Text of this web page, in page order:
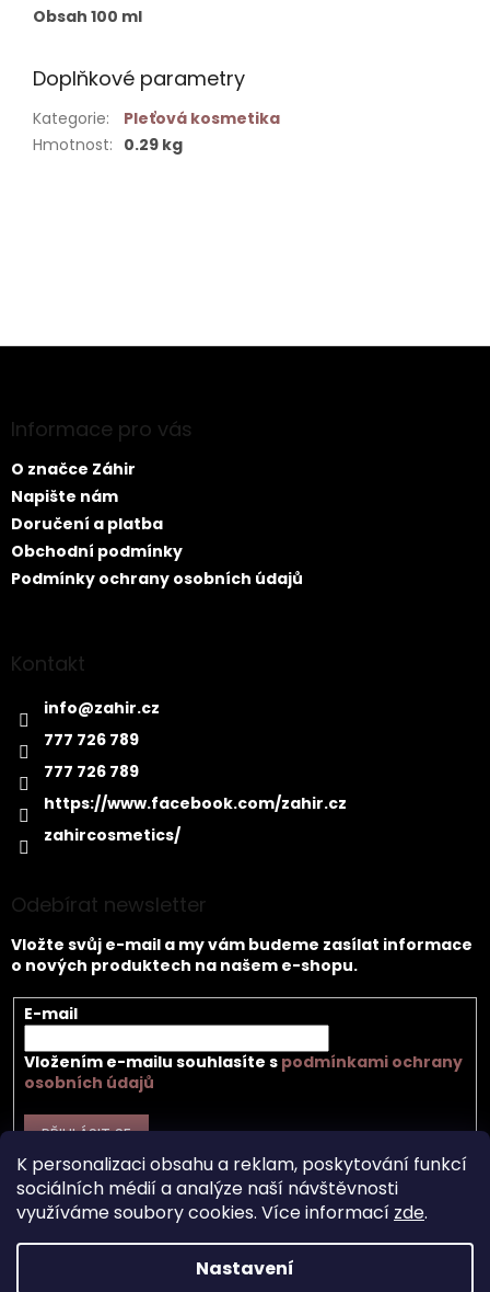
K personalizaci obsahu a reklam, poskytování funkcí
sociálních médií a analýze naší návštěvnosti
využíváme soubory cookies. Více informací zde.
Nastavení
Obsah 100 ml
Doplňkové parametry
Kategorie:
Pleťová kosmetika
Hmotnost: 0.29 kg
Z
aInformace pro vás
O značce Záhir
Napište nám
Doručení a platba
Obchodní podmínky
Podmínky ochrany osobních údajů
Kontakt
info@zahir.cz
777 726 789
777 726 789
https://www.facebook.com/zahir.cz
zahircosmetics/
Odebírat newsletter
Vložte svůj e-mail a my vám budeme zasílat informace
o nových produktech na našem e-shopu.
E-mail
Vložením e-mailu souhlasíte s podmínkami ochrany
osobních údajů
PŘIHLÁSIT SE